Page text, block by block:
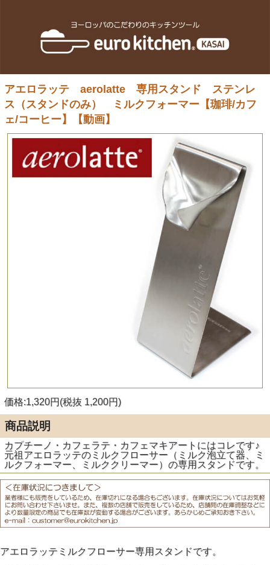
アエロラッテ aerolatte 専用スタンド ステンレ
ス（スタンドのみ） ミルクフォーマー【珈琲/カフ
ェ/コーヒー】【動画】
価格:1,320円(税抜 1,200円)
商品説明
カプチーノ・カフェラテ・カフェマキアートにはコレです♪
元祖アエロラッテのミルクフローサー（ミルク泡立て器、ミ
ルクフォーマー、ミルククリーマー）の専用スタンドです。
アエロラッテミルクフローサー専用スタンドです。